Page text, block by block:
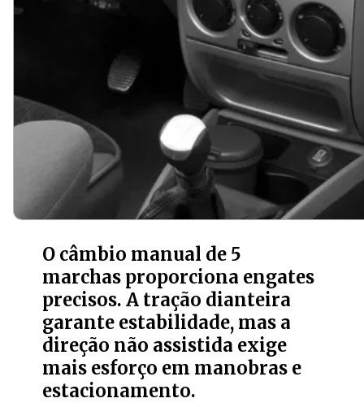
O câmbio manual de 5
marchas proporciona engates
precisos. A tração dianteira
garante estabilidade, mas a
direção não assistida exige
mais esforço em manobras e
estacionamento.